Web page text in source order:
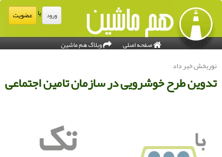
ورود عضویت
صفحه اصلی وبلاگ هم ماشین
نوربخش خبر داد
تدوین طرح خوشرویی در سازمان تامین اجتماعی